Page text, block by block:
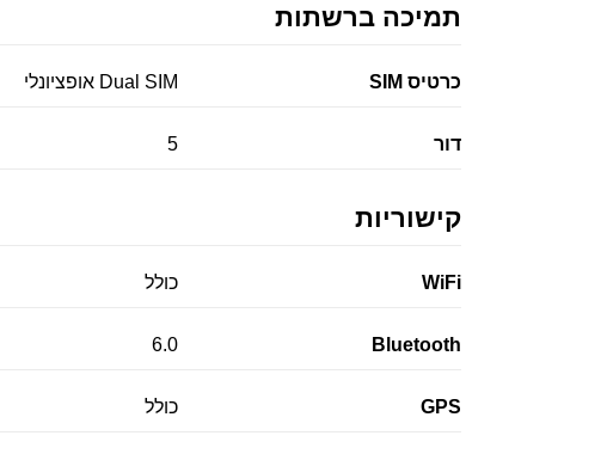
תמיכה ברשתות
כרטיס SIM Dual SIM אופציונלי
דור 5
קישוריות
WiFi כולל
Bluetooth
6.0
GPS כולל